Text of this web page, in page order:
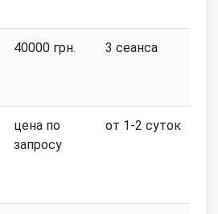
40000 грн. 3 сеанса
цена по
запросу
от 1-2 суток